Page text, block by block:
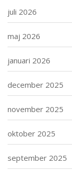
juli 2026
maj 2026
januari 2026
december 2025
november 2025
oktober 2025
september 2025